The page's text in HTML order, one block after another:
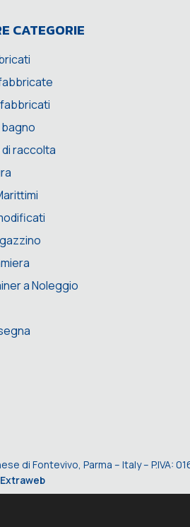
CATEGORIE
raccolta
a Noleggio
di Fontevivo, Parma – Italy – P.IVA:
Extraweb